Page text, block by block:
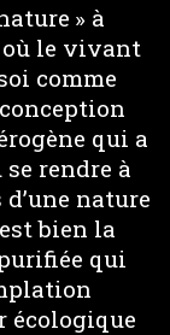
» à
le vivant
comme
qui a
rendre à
nature
bien la
qui
écologique